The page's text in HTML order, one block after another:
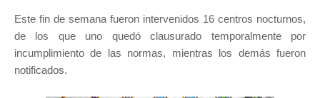
Este fin de semana fueron intervenidos 16 centros nocturnos,
de los que uno quedó clausurado temporalmente por
incumplimiento de las normas, mientras los demás fueron
notificados.